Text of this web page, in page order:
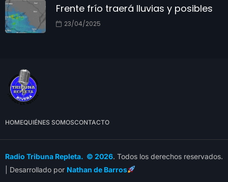
Frente frío traerá lluvias y posibles
23/04/2025
HOMEQUIÉNES SOMOSCONTACTO
Radio Tribuna Repleta. © 2026. Todos los derechos reservados.
| Desarrollado por Nathan de Barros